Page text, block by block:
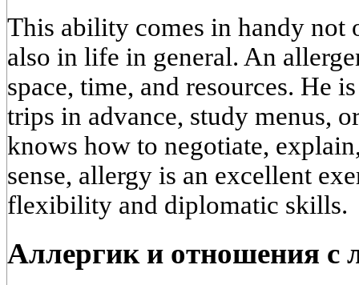
This ability comes in handy not
also in life in general. An
space, time, and resources. He
trips in advance, study menus,
knows how to negotiate,
sense, allergy is an excellent
flexibility and diplomatic skills.
Аллергик и отношения с